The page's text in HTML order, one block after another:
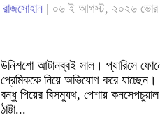
রাজসোহান | ০৬ ই আগস্ট, ২০২৬
উনিশশো আটানব্বই সাল। প্যারিসে
প্রেমিককে নিয়ে অভিযোগ করে
বন্ধু পিয়ের বিসম্যুথ, পেশায়
ঠাট্টা...